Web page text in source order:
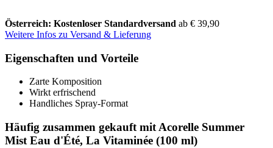
Österreich: Kostenloser Standardversand ab € 39,90
Weitere Infos zu Versand & Lieferung
Eigenschaften und Vorteile
Zarte Komposition
Wirkt erfrischend
Handliches Spray-Format
Häufig zusammen gekauft mit Acorelle Summer
Mist Eau d'Été, La Vitaminée (100 ml)